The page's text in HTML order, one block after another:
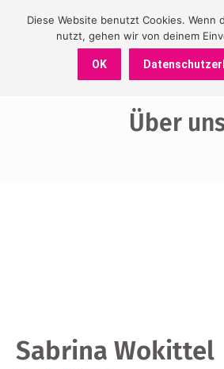
Über
Sie befinden sich
Sabrina Wokittel
Diese Website benutzt Cookies. Wenn
nutzt, gehen wir von deinem
OK